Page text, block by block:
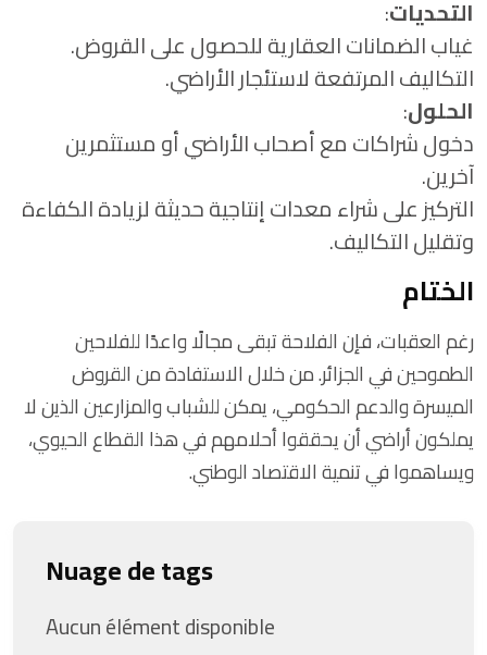
التحديات:
غياب الضمانات العقارية للحصول على القروض.
التكاليف المرتفعة لاستئجار الأراضي.
الحلول:
دخول شراكات مع أصحاب الأراضي أو مستثمرين
آخرين.
التركيز على شراء معدات إنتاجية حديثة لزيادة الكفاءة
وتقليل التكاليف.
الختام
رغم العقبات، فإن الفلاحة تبقى مجالًا واعدًا للفلاحين
الطموحين في الجزائر. من خلال الاستفادة من القروض
الميسرة والدعم الحكومي، يمكن للشباب والمزارعين الذين لا
يملكون أراضي أن يحققوا أحلامهم في هذا القطاع الحيوي،
ويساهموا في تنمية الاقتصاد الوطني.
Nuage de tags
Aucun élément disponible